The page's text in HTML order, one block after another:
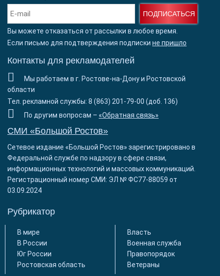
ПОДПИСАТЬСЯ
Вы можете отказаться от рассылки в любое время.
Если письмо для подтверждения подписки не пришло
Контакты для рекламодателей
Мы работаем в г. Ростове-на-Дону и Ростовской
области
Тел. рекламной службы: 8 (863) 201-79-00 (доб. 136)
По другим вопросам – «Обратная связь»
СМИ «Большой Ростов»
Сетевое издание «Большой Ростов» зарегистрировано в
Федеральной службе по надзору в сфере связи,
информационных технологий и массовых коммуникаций.
Регистрационный номер СМИ: ЭЛ № ФС77-88059 от
03.09.2024
Рубрикатор
В мире
В России
Юг России
Ростовская область
Власть
Военная служба
Правопорядок
Ветераны